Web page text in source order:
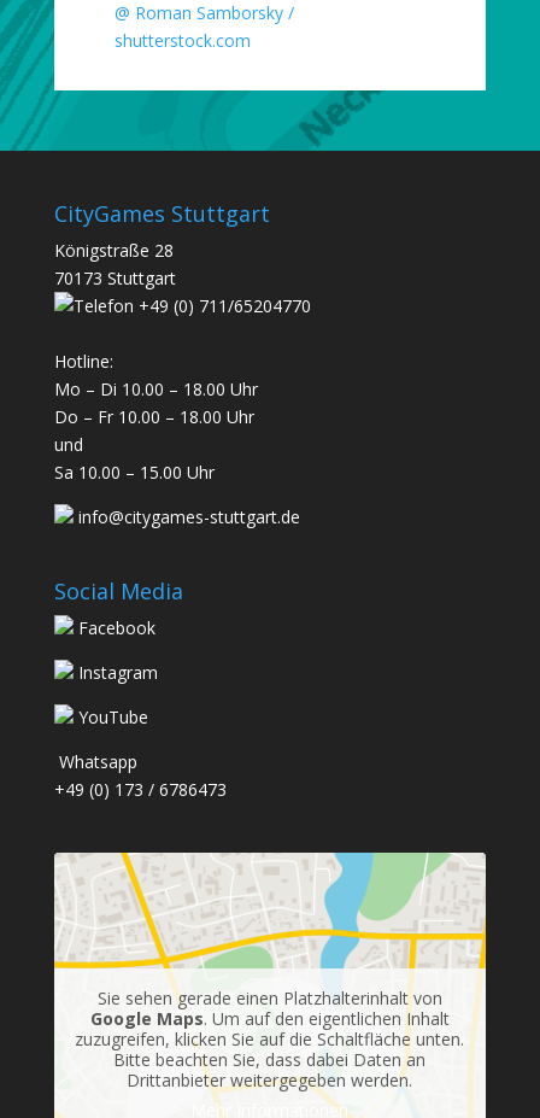
@ Roman Samborsky/
shutterstock.com
CityGames Stuttgart
Königstraße 28
70173 Stuttgart
+49 (0) 711/65204770
Hotline:
Mo – Di 10.00 – 18.00 Uhr
Do – Fr 10.00 – 18.00 Uhr
und
Sa 10.00 – 15.00 Uhr
info@citygames-stuttgart.de
Social Media
Facebook
Instagram
YouTube
Whatsapp
+49 (0) 173 / 6786473
Sie sehen gerade einen Platzhalterinhalt von
Google Maps. Um auf den eigentlichen Inhalt
zuzugreifen, klicken Sie auf die Schaltfläche unten.
Bitte beachten Sie, dass dabei Daten an
Drittanbieter weitergegeben werden.
Mehr Informationen